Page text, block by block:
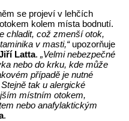
se projeví v lehčích
kolem místa bodnutí.
chladit, což zmenší otok,
v masti,“upozorňuje
Latta.„Velmi nebezpečné
nebo do krku, kde může
případě je nutné
tak u alergické
místním otokem,
nebo anafylaktickým
.